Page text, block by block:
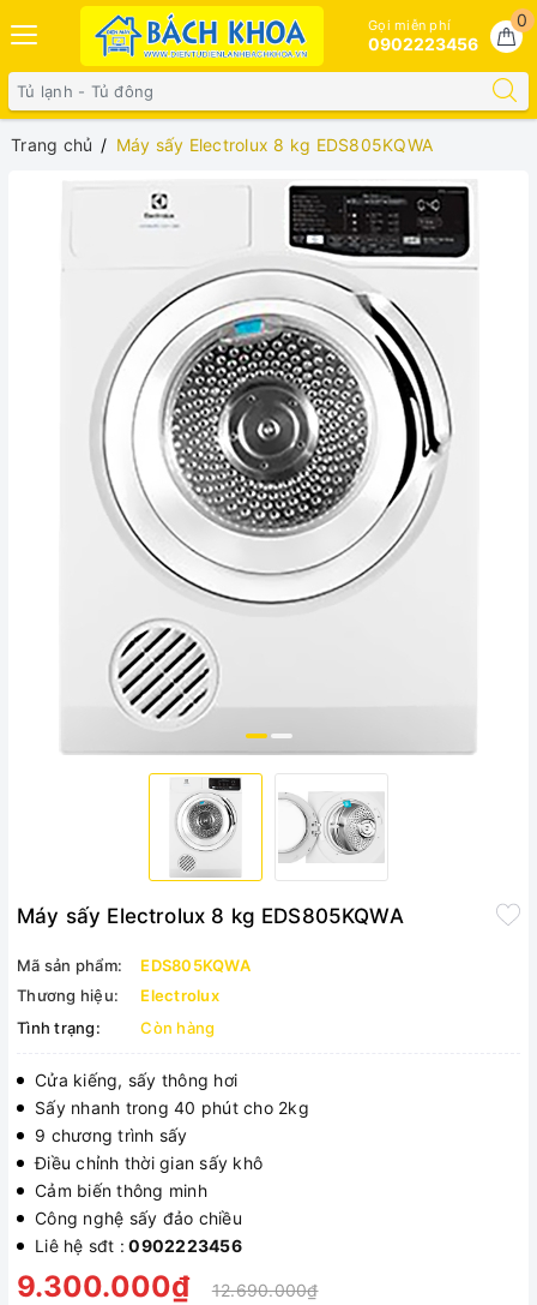
0
Gọi miễn phí
0902223456
Trang chủ Máy sấy Electrolux 8 kg EDS805KQWA
Máy sấy Electrolux 8 kg EDS805KQWA
Mã sản phẩm:
EDS805KQWA
Thương hiệu:
Electrolux
Tình trạng:
Còn hàng
Cửa kiếng, sấy thông hơi
Sấy nhanh trong 40 phút cho 2kg
9 chương trình sấy
Điều chỉnh thời gian sấy khô
Cảm biến thông minh
Công nghệ sấy đảo chiều
Liê hệ sđt : 0902223456
9.300.000₫
12.690.000₫